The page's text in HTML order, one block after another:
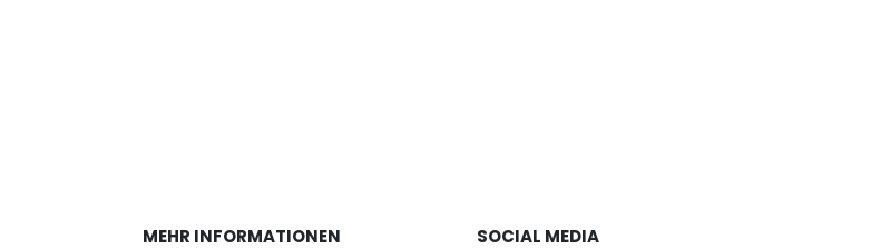
MEHR INFORMATIONEN SOCIAL MEDIA